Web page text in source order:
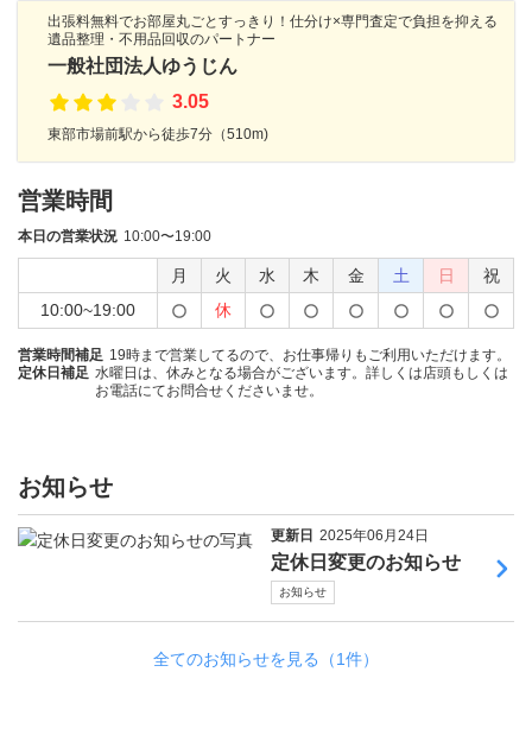
出張料無料でお部屋丸ごとすっきり！仕分け×専門査定で負担を抑える
遺品整理・不用品回収のパートナー
一般社団法人ゆうじん
3.05
東部市場前駅から徒歩7分（510m)
営業時間
本日の営業状況 10:00〜19:00
月 火 水 木 金 土 日
祝
10:00~19:00
休
営業時間補足 19時まで営業してるので、お仕事帰りもご利用いただけます。
定休日補足 水曜日は、休みとなる場合がございます。詳しくは店頭もしくは
お電話にてお問合せくださいませ。
お知らせ
更新日 2025年06月24日
定休日変更のお知らせ
お知らせ
全てのお知らせを見る（1件）